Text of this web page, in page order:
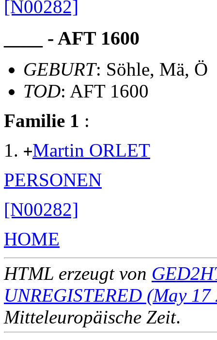
[N00282]
____ - AFT 1600
GEBURT: Söhle, Mä, Ö
TOD: AFT 1600
Familie 1 :
+Martin ORLET
PERSONEN
[N00282]
HOME
HTML erzeugt von
UNREGISTERED (May 17
Mitteleuropäische Zeit.